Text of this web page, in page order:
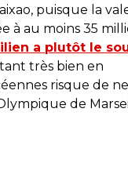
puisque la
à au moins 35
a plutôt le
très bien en
risque de
de